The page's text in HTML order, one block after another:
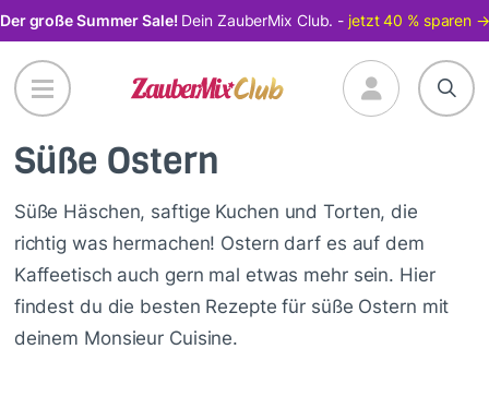
Direkt
zum
Inhalt
Der große Summer Sale! Dein ZauberMix Club. - jetzt 40 % sparen →
Süße Ostern
Süße Häschen, saftige Kuchen und Torten, die
richtig was hermachen! Ostern darf es auf dem
Kaffeetisch auch gern mal etwas mehr sein. Hier
findest du die besten Rezepte für süße Ostern mit
deinem Monsieur Cuisine.